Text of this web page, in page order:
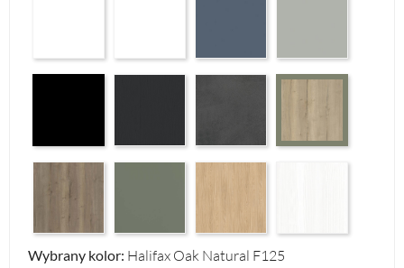
Graphite Paintflow Premier F132
Makalu Darkgrey Classic F134
Halifax Oak Natural
Wybrany kolor: Halifax Oak Natural F125